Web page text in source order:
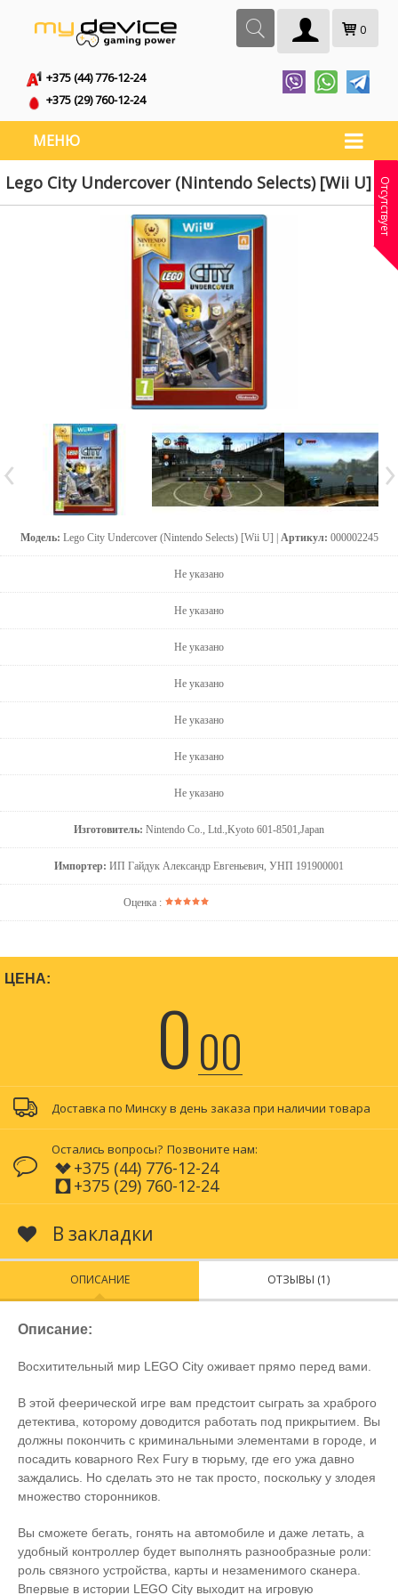
0
+375 (44) 776-12-24
+375 (29) 760-12-24
МЕНЮ
Lego City Undercover (Nintendo Selects) [Wii U]
Модель: Lego City Undercover (Nintendo Selects) [Wii U] | Артикул: 000002245
Не указано
Не указано
Не указано
Не указано
Не указано
Не указано
Не указано
Изготовитель: Nintendo Co., Ltd.,Kyoto 601-8501,Japan
Импортер: ИП Гайдук Александр Евгеньевич, УНП 191900001
Оценка :
Отсутствует
ЦЕНА:
000
Доставка по Минску в день заказа при наличии товара
Остались вопросы? Позвоните нам:
+375 (44) 776-12-24
+375 (29) 760-12-24
В закладки
ОПИСАНИЕ ОТЗЫВЫ (1)
Описание:
Восхитительный мир LEGO City оживает прямо перед вами.
В этой феерической игре вам предстоит сыграть за храброго
детектива, которому доводится работать под прикрытием. Вы
должны покончить с криминальными элементами в городе, и
посадить коварного Rex Fury в тюрьму, где его ужа давно
заждались. Но сделать это не так просто, поскольку у злодея
множество сторонников.
Вы сможете бегать, гонять на автомобиле и даже летать, а
удобный контроллер будет выполнять разнообразные роли:
роль связного устройства, карты и незаменимого сканера.
Впервые в истории LEGO City выходит на игровую